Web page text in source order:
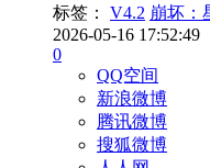
标签： V4.2 崩坏：
2026-05-16 17:52:49
0
QQ空间
新浪微博
腾讯微博
搜狐微博